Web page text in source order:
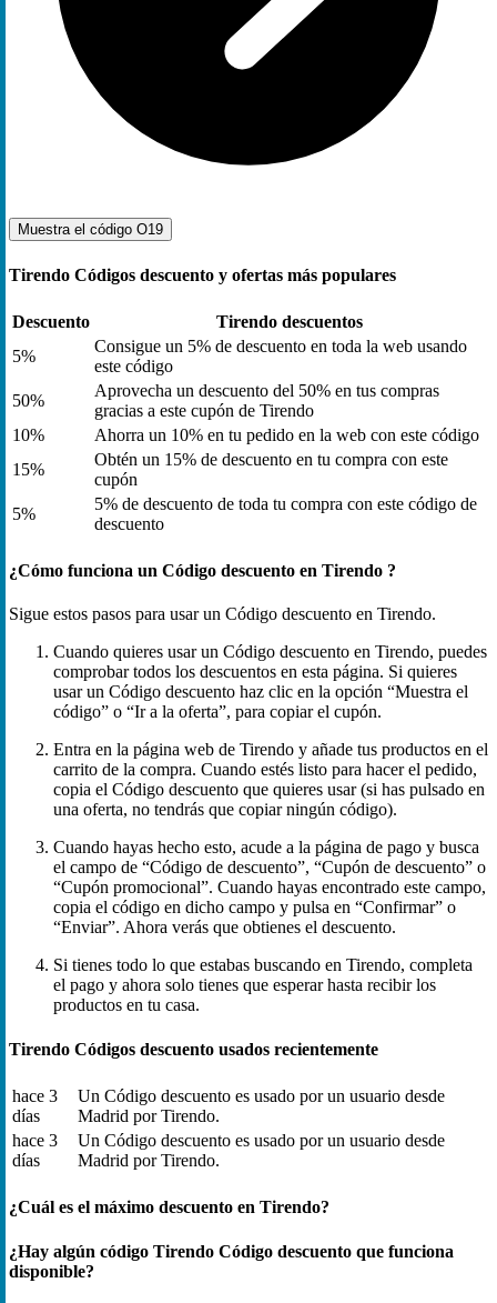
Muestra el código O19
Tirendo Códigos descuento y ofertas más populares
Descuento
Tirendo descuentos
5%
Consigue un 5% de descuento en toda la web usando
este código
50%
Aprovecha un descuento del 50% en tus compras
gracias a este cupón de Tirendo
10%
Ahorra un 10% en tu pedido en la web con este código
15%
Obtén un 15% de descuento en tu compra con este
cupón
5%
5% de descuento de toda tu compra con este código de
descuento
¿Cómo funciona un Código descuento en Tirendo ?
Sigue estos pasos para usar un Código descuento en Tirendo.
Cuando quieres usar un Código descuento en Tirendo, puedes
comprobar todos los descuentos en esta página. Si quieres
usar un Código descuento haz clic en la opción “Muestra el
código” o “Ir a la oferta”, para copiar el cupón.
Entra en la página web de Tirendo y añade tus productos en el
carrito de la compra. Cuando estés listo para hacer el pedido,
copia el Código descuento que quieres usar (si has pulsado en
una oferta, no tendrás que copiar ningún código).
Cuando hayas hecho esto, acude a la página de pago y busca
el campo de “Código de descuento”, “Cupón de descuento” o
“Cupón promocional”. Cuando hayas encontrado este campo,
copia el código en dicho campo y pulsa en “Confirmar” o
“Enviar”. Ahora verás que obtienes el descuento.
Si tienes todo lo que estabas buscando en Tirendo, completa
el pago y ahora solo tienes que esperar hasta recibir los
productos en tu casa.
Tirendo Códigos descuento usados recientemente
hace 3
días
Un Código descuento es usado por un usuario desde
Madrid por Tirendo.
hace 3
días
Un Código descuento es usado por un usuario desde
Madrid por Tirendo.
¿Cuál es el máximo descuento en Tirendo?
¿Hay algún código Tirendo Código descuento que funciona
disponible?